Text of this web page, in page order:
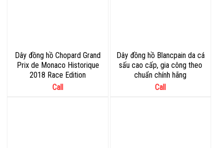
Dây đồng hồ Chopard Grand
Prix de Monaco Historique
2018 Race Edition
Call
Dây đồng hồ Blancpain da cá
sấu cao cấp, gia công theo
chuẩn chính hãng
Call